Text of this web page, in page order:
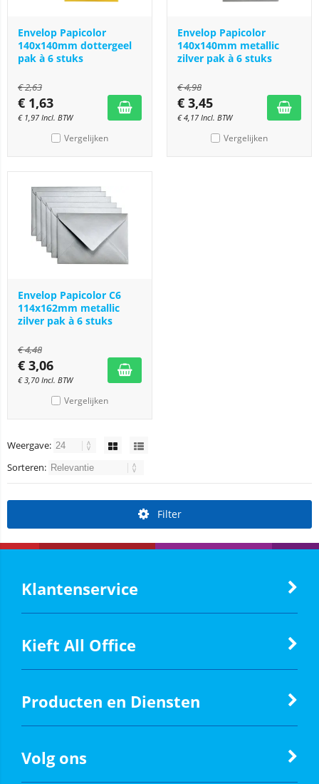
Envelop Papicolor
140x140mm dottergeel
pak à 6 stuks
€2,63
€ 1,63
€ 1,97 Incl. BTW
Vergelijken
Envelop Papicolor
140x140mm metallic
zilver pak à 6 stuks
€4,98
€ 3,45
€4,17 Incl. BTW
Vergelijken
Envelop Papicolor C6
114x162mm metallic
zilver pak à 6 stuks
€4,48
€ 3,06
€3,70 Incl. BTW
Vergelijken
Weergave:
Sorteren:
Filter
Klantenservice
Kieft All Office
Producten en Diensten
Volg ons